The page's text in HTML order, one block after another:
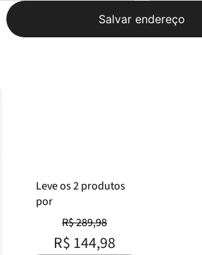
Salvar endereço
Leveos2produtos
por
R$ 289,98
R$ 144,98